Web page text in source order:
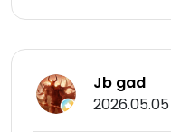
Jb gad
2026.05.05